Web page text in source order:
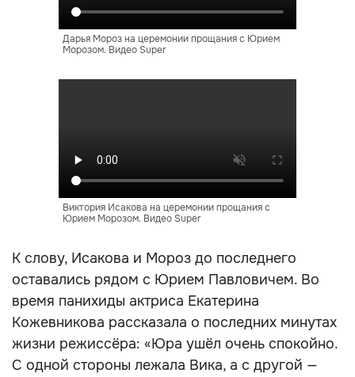
Дарья Мороз на церемонии прощания с Юрием
Морозом. Видео Super
Виктория Исакова на церемонии прощания с
Юрием Морозом. Видео Super
К слову, Исакова и Мороз до последнего
оставались рядом с Юрием Павловичем. Во
время панихиды актриса Екатерина
Кожевникова рассказала о последних минутах
жизни режиссёра: «Юра ушёл очень спокойно.
С одной стороны лежала Вика, а с другой —